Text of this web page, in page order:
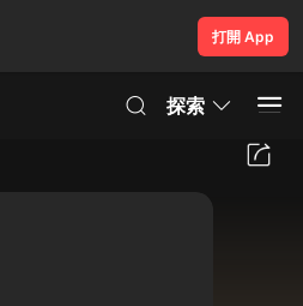
打開 App
探索